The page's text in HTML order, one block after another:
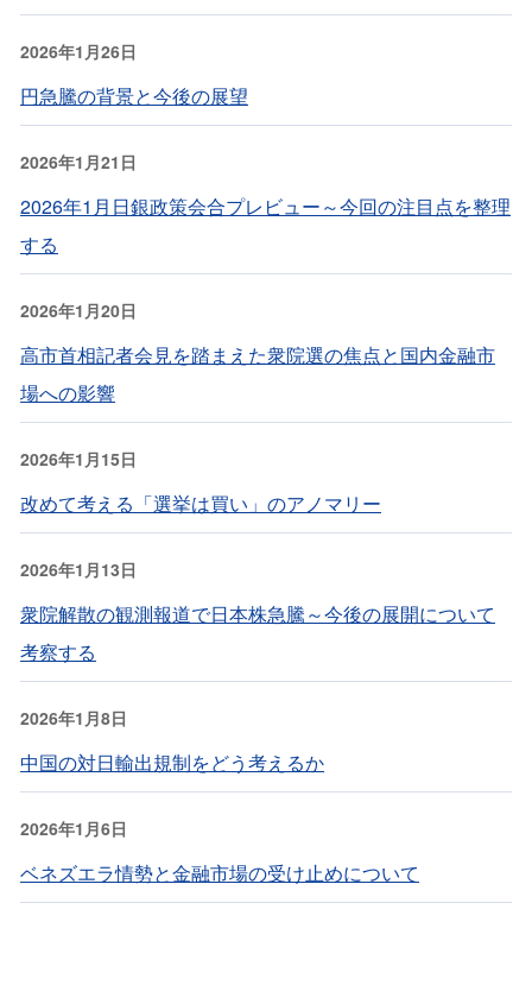
2026年1月26日
円急騰の背景と今後の展望
2026年1月21日
2026年1月日銀政策会合プレビュー～今回の注目点を整理
する
2026年1月20日
高市首相記者会見を踏まえた衆院選の焦点と国内金融市
場への影響
2026年1月15日
改めて考える「選挙は買い」のアノマリー
2026年1月13日
衆院解散の観測報道で日本株急騰～今後の展開について
考察する
2026年1月8日
中国の対日輸出規制をどう考えるか
2026年1月6日
ベネズエラ情勢と金融市場の受け止めについて